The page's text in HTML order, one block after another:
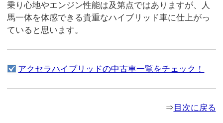
乗り心地やエンジン性能は及第点ではありますが、人
馬一体を体感できる貴重なハイブリッド車に仕上がっ
ていると思います。
アクセラハイブリッドの中古車一覧をチェック！
⇒目次に戻る